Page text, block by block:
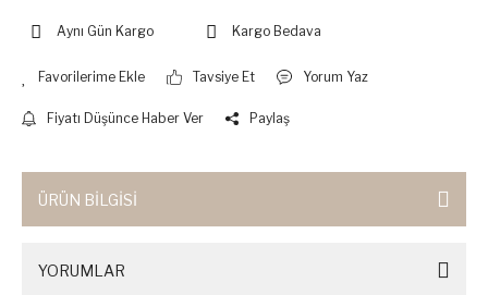
Aynı Gün Kargo Kargo Bedava
Tavsiye Et Yorum Yaz
Fiyatı Düşünce Haber Ver Paylaş
ÜRÜN BİLGİSİ
YORUMLAR